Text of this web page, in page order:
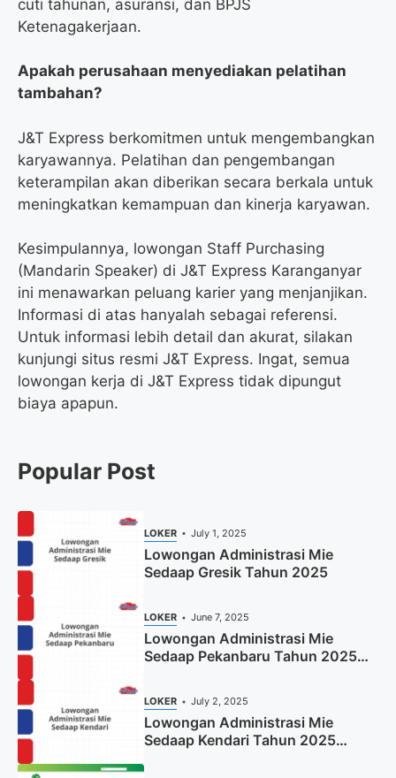
cuti tahunan, asuransi, dan BPJS
Ketenagakerjaan.
Apakah perusahaan menyediakan pelatihan
tambahan?
J&T Express berkomitmen untuk mengembangkan
karyawannya. Pelatihan dan pengembangan
keterampilan akan diberikan secara berkala untuk
meningkatkan kemampuan dan kinerja karyawan.
Kesimpulannya, lowongan Staff Purchasing
(Mandarin Speaker) di J&T Express Karanganyar
ini menawarkan peluang karier yang menjanjikan.
Informasi di atas hanyalah sebagai referensi.
Untuk informasi lebih detail dan akurat, silakan
kunjungi situs resmi J&T Express. Ingat, semua
lowongan kerja di J&T Express tidak dipungut
biaya apapun.
Popular Post
LOKER July 1, 2025
Lowongan Administrasi Mie
Sedaap Gresik Tahun 2025
LOKER June 7, 2025
Lowongan Administrasi Mie
Sedaap Pekanbaru Tahun 2025
LOKER July 2, 2025
Lowongan Administrasi Mie
Sedaap Kendari Tahun 2025